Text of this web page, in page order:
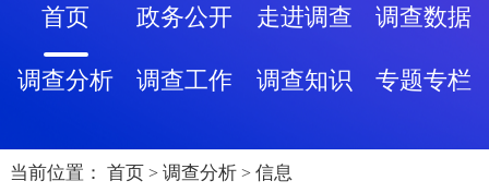
首页 政务公开 走进调查 调查数据
调查分析 调查工作 调查知识 专题专栏
当前位置： 首页 > 调查分析 > 信息